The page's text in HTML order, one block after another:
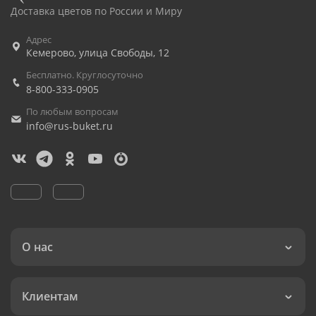
Доставка цветов по России и Миру
Адрес
Кемерово, улица Свободы, 12
Бесплатно. Круглосуточно
8-800-333-0905
По любым вопросам
info@rus-buket.ru
О нас
Клиентам